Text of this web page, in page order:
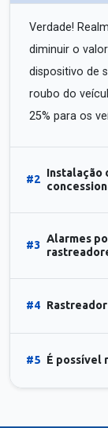
Verdade!
diminuir o
dispositivo de
roubo do
25% para os
#2
Instalação
#3
Alarmes
#4
#5 É possível